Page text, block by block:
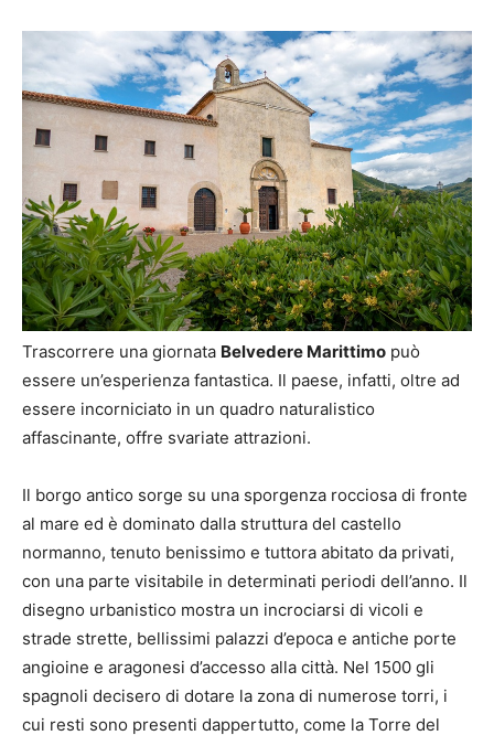
Trascorrere una giornata Belvedere Marittimo può
essere un’esperienza fantastica. Il paese, infatti, oltre ad
essere incorniciato in un quadro naturalistico
affascinante, offre svariate attrazioni.
Il borgo antico sorge su una sporgenza rocciosa di fronte
al mare ed è dominato dalla struttura del castello
normanno, tenuto benissimo e tuttora abitato da privati,
con una parte visitabile in determinati periodi dell’anno. Il
disegno urbanistico mostra un incrociarsi di vicoli e
strade strette, bellissimi palazzi d’epoca e antiche porte
angioine e aragonesi d’accesso alla città. Nel 1500 gli
spagnoli decisero di dotare la zona di numerose torri, i
cui resti sono presenti dappertutto, come la Torre del